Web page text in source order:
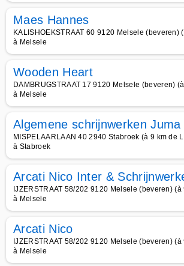
Maes Hannes
KALISHOEKSTRAAT 60 9120 Melsele (beveren)
à Melsele
Wooden Heart
DAMBRUGSTRAAT 17 9120 Melsele (beveren)
à Melsele
Algemene schrijnwerken Juma
MISPELAARLAAN 40 2940 Stabroek (à 9 km de
à Stabroek
Arcati Nico Inter &
IJZERSTRAAT 58/202 9120 Melsele (beveren)
à Melsele
Arcati Nico
IJZERSTRAAT 58/202 9120 Melsele (beveren)
à Melsele